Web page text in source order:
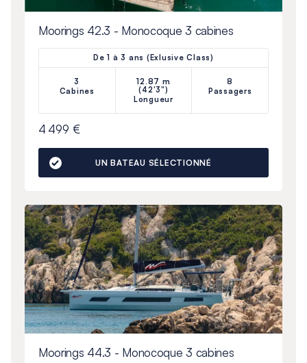
Moorings 42.3 - Monocoque 3 cabines
De 1 à 3 ans (Exlusive Class)
3
Cabines
12.87 m
(42'3")
Longueur
8
Passagers
4 499 €
UN BATEAU SÉLECTIONNÉ
Moorings 44.3 - Monocoque 3 cabines